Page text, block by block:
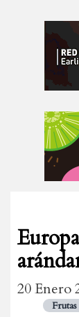
20 Enero
Frutas